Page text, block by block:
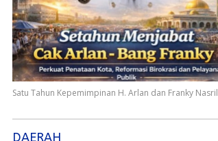
Satu Tahun Kepemimpinan H. Arlan dan Franky Nasril
DAERAH